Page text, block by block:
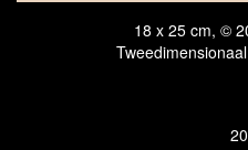
18 x 25 cm, ©